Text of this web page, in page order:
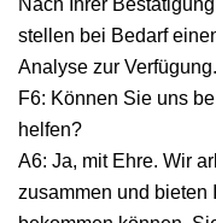
Nach Ihrer
stellen bei Bedarf
Analyse zur Verfügung.
F6: Können Sie uns
helfen?
A6: Ja, mit Ehre. Wir
zusammen und bieten